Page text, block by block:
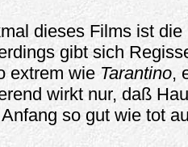
dieses Films ist die
gibt sich
extrem wieTarantino,
wirkt nur, daß
so gut wie tot